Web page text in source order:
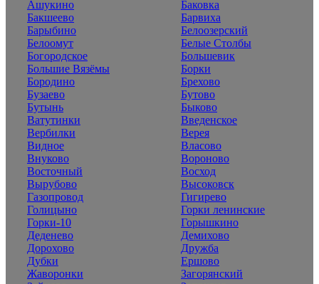
Ашукино
Баковка
Бакшеево
Барвиха
Барыбино
Белоозерский
Белоомут
Белые Столбы
Богородское
Большевик
Большие Вязёмы
Борки
Бородино
Брехово
Бузаево
Бутово
Бутынь
Быково
Ватутинки
Введенское
Вербилки
Верея
Видное
Власово
Внуково
Вороново
Восточный
Восход
Вырубово
Высоковск
Газопровод
Гигирево
Голицыно
Горки ленинские
Горки-10
Горышкино
Деденево
Демихово
Дорохово
Дружба
Дубки
Ершово
Жаворонки
Загорянский